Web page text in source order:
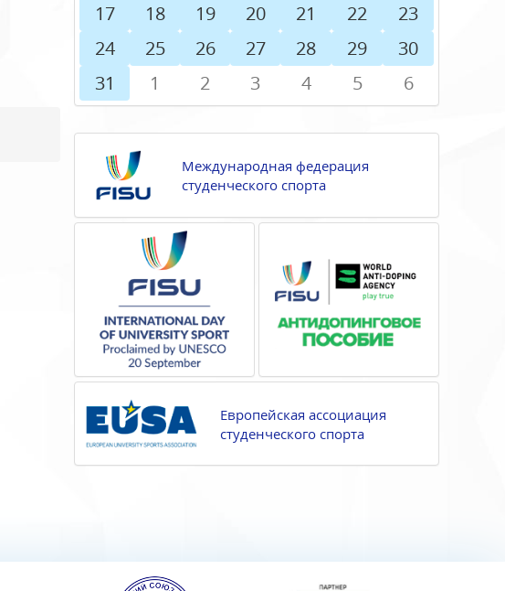
17
18 19 20 21 22
23
24
25 26 27 28 29
30
31
1 2 3 4 5 6
Международная федерация
студенческого спорта
Европейская ассоциация
студенческого спорта